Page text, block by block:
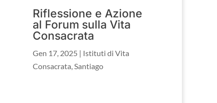
Riflessione e Azione
al Forum sulla Vita
Consacrata
Gen 17, 2025 | Istituti di Vita
Consacrata,Santiago